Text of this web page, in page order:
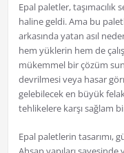
Epal paletler,
haline geldi. Ama bu
arkasında yatan asıl
hem yüklerin hem de
mükemmel bir çözüm
devrilmesi veya hasar
gelebilecek en büyük
tehlikelere karşı sağlam
Epal paletlerin tasarımı,